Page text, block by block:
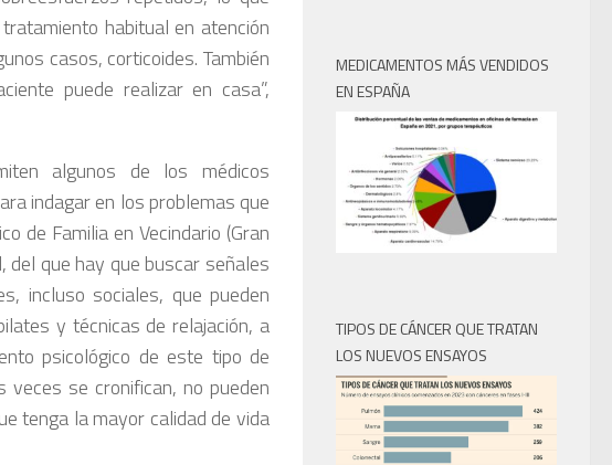
habitual en atención
casos, corticoides. También
puede realizar en casa”,
algunos de los médicos
indagar en los problemas que
de Familia en Vecindario (Gran
del que hay que buscar señales
incluso sociales, que pueden
y técnicas de relajación, a
psicológico de este tipo de
se cronifican, no pueden
tenga la mayor calidad de vida
MEDICAMENTOS MÁS VENDIDOS
EN ESPAÑA
TIPOS DE CÁNCER QUE TRATAN
LOS NUEVOS ENSAYOS